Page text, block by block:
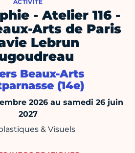
ACTIVITÉ
- Atelier 116 -
Arts de Paris
Lebrun
Beaux-Arts
(14e)
2026 au samedi 26 juin
2027
& Visuels